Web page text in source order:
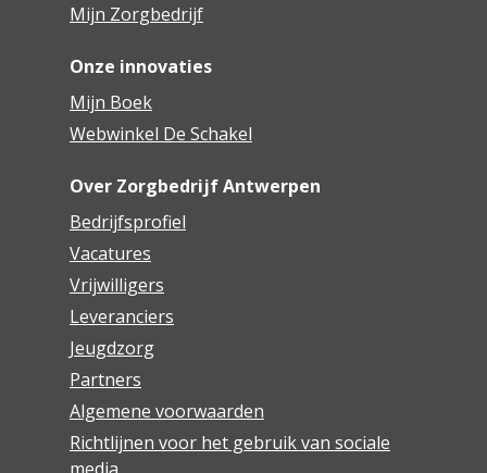
Mijn Zorgbedrijf
Onze innovaties
Mijn Boek
Webwinkel De Schakel
Over Zorgbedrijf Antwerpen
Bedrijfsprofiel
Vacatures
Vrijwilligers
Leveranciers
Jeugdzorg
Partners
Algemene voorwaarden
Richtlijnen voor het gebruik van sociale